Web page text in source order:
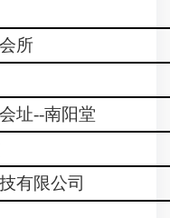
所
址--南阳堂
有限公司